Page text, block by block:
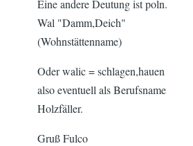
Eine andere Deutung ist poln.
Wal "Damm,Deich"
(Wohnstättenname)
Oder walic = schlagen,hauen
also eventuell als Berufsname
Holzfäller.
Gruß Fulco